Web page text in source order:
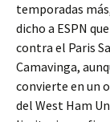
temporadas
dicho a ESPN
contra el Paris
Camavinga,
convierte en un
del West Ham